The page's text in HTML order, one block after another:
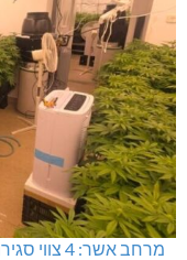
מרחב אשר: 4 צווי סגירה